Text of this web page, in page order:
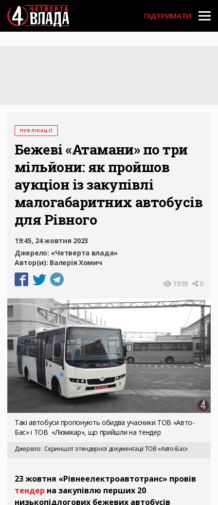
Перейти
до
основного
вмісту
User
account
ПІДТРИМАТИ
ПУБЛІКАЦІЇ
Бежеві «Атамани» по три
мільйони: як пройшов
аукціон із закупівлі
малогабаритних автобусів
для Рівного
19:45, 24 жовтня 2023
Джерело: «Четверта влада»
Автор(и): Валерія Хомич
1939 0
Такі автобуси пропонують обидва учасники ТОВ «Авто-
Бас» і ТОВ «Люмікар», що прийшли на тендер
Джерело Скриншот з тендерної документації ТОВ «Авто-Бас»
23 жовтня «Рівнеелектроавтотранс» провів
тендер на закупівлю перших 20
низькопідлогових бежевих автобусів